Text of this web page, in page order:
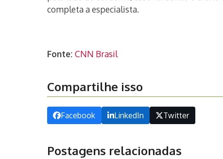
completa a especialista.
Fonte: CNN Brasil
Compartilhe isso
Facebook LinkedIn Twitter
Postagens relacionadas